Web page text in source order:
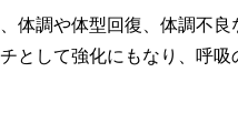
体調や体型回復、体調不
として強化にもなり、呼